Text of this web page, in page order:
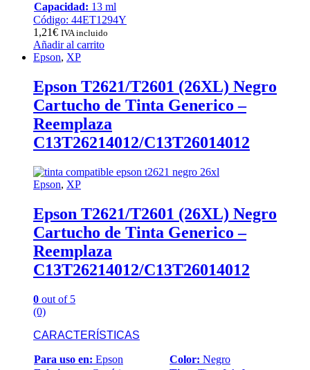
Capacidad: 13 ml
Código: 44ET1294Y
1,21€ IVA incluido
Añadir al carrito
Epson, XP
Epson T2621/T2601 (26XL) Negro
Cartucho de Tinta Generico –
Reemplaza
C13T26214012/C13T26014012
Epson, XP
Epson T2621/T2601 (26XL) Negro
Cartucho de Tinta Generico –
Reemplaza
C13T26214012/C13T26014012
0 out of 5
(0)
CARACTERÍSTICAS
Para uso en: Epson Color: Negro